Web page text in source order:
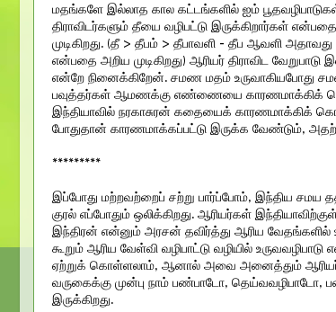
மதங்களே இல்லாத கால கட்டங்களில் ஐம்
திராவிடர்களும் தீயை வழிபட்டு இருக்கிறார்கள்
முடிகிறது. (தீ > தீபம் > தீபாவளி - தீப ஆவளி
என்பதை அறிய முடிகிறது) ஆரியர் திராவிட
என்றே நினைக்கிறேன். சமண மதம் உருவாகியபோது
பவுத்தர்கள் ஆமணக்கு எண்ணையை காரணமாக்கிக்
இந்தியாவில் நரகாசுரன் கதையைக்
போதுதான் காரணமாக்கப்பட்டு இருக்க வேண்டும்,
*********
இப்போது மற்றவற்றைப் சற்று பார்ப்போம், இந்திய
குரல் எப்போதும் ஒலிக்கிறது. ஆரியர்கள்
இந்திரன் என்னும் அரசன் தவிர்த்து ஆரிய வேதங்களில்
கூறும் ஆரிய வேள்வி வழிபாட்டு வழியில்
ஏற்றுக் கொள்ளலாம், ஆனால் அவை அனைத்தும்
வருகைக்கு முன்பு நாம் பண்பாடோ,
இருக்கிறது.